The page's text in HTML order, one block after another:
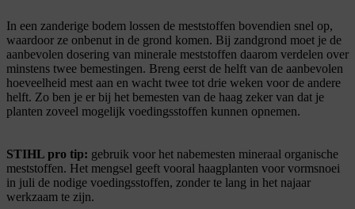
In een zanderige bodem lossen de meststoffen bovendien snel op,
waardoor ze onbenut in de grond komen. Bij zandgrond moet je de
aanbevolen dosering van minerale meststoffen daarom verdelen over
minstens twee bemestingen. Breng eerst de helft van de aanbevolen
hoeveelheid mest aan en wacht twee tot drie weken voor de andere
helft. Zo ben je er bij het bemesten van de haag zeker van dat je
planten zoveel mogelijk voedingsstoffen kunnen opnemen.
STIHL pro tip: gebruik voor het nabemesten mineraal organische
meststoffen. Het mengsel geeft vooral haagplanten voor vormsnoei
in juli de nodige voedingsstoffen, zonder te lang in het najaar
werkzaam te zijn.